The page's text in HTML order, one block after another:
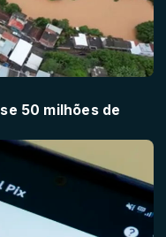
50 milhões de